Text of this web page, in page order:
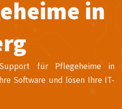
in
Support für Pflegeheime in
Software und lösen Ihre IT-